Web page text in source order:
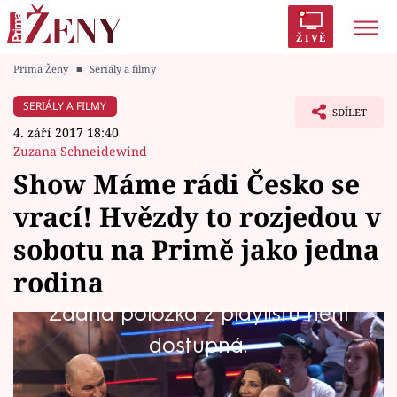
ŽIVĚ
Módní alarm
Témata
Celebrity
Vztahy
Seriály
Prima Ženy ■ Seriály a filmy
SERIÁLY A FILMY
4. září 2017 18:40
Zuzana Schneidewind
SDÍLET
Show Máme rádi Česko se
vrací! Hvězdy to rozjedou v
sobotu na Primě jako jedna
rodina
Žádná položka z playlistu není
dostupná.
Oblíbená vědomostní zábavná show Máme
rádí Česko se vrací. V sobotu večer si můžete
připomenout první díly a s nimi i zrod